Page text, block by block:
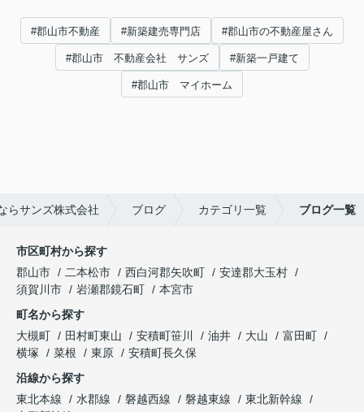
#郡山市不動産 #新築建売専門店 #郡山市の不動産屋さん
#郡山市 不動産会社 サンズ #新築一戸建て
#郡山市 マイホーム
らサンズ株式会社 ブログ カテゴリ一覧 ブログ一覧
市区町村から探す
郡山市
二本松市 西白河郡矢吹町
安達郡大玉村
須賀川市
岩瀬郡鏡石町
本宮市
町名から探す
大槻町
田村町東山 安積町笹川 油井 大山
富田町
横塚
菜根 東原
安積町長久保
沿線から探す
東北本線
水郡線 磐越西線 磐越東線
東北新幹線